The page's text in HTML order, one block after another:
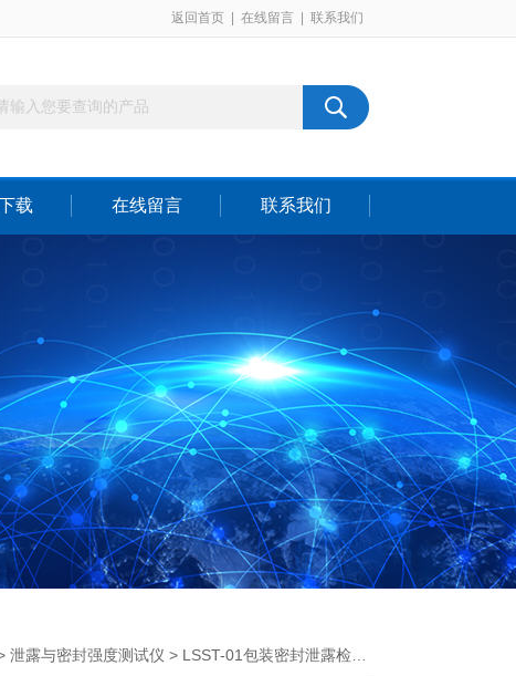
返回首页 在线留言 联系我们
载 在线留言 联系我们
泄露与密封强度测试仪 > LSST-01包装密封泄露检测仪